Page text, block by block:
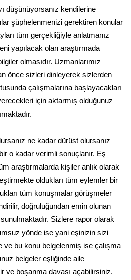
düşünüyorsanız kendilerine
şüphelenmenizi gerektiren konular
tüm gerçekliğiyle anlatmanız
yapılacak olan araştırmada
olmasıdır. Uzmanlarımız
önce sizleri dinleyerek sizlerden
çalışmalarına başlayacakları
için aktarmış olduğunuz
ne kadar dürüst olursanız
o kadar verimli sonuçlanır. Eş
araştırmalarda kişiler anlık olarak
oldukları tüm eylemler bir
tüm konuşmalar görüşmeler
doğruluğundan emin olunan
Sizlere rapor olarak
yönde ise yani eşinizin sizi
ve bu konu belgelenmiş ise çalışma
belgeler eşliğinde aile
ve boşanma davası açabilirsiniz.